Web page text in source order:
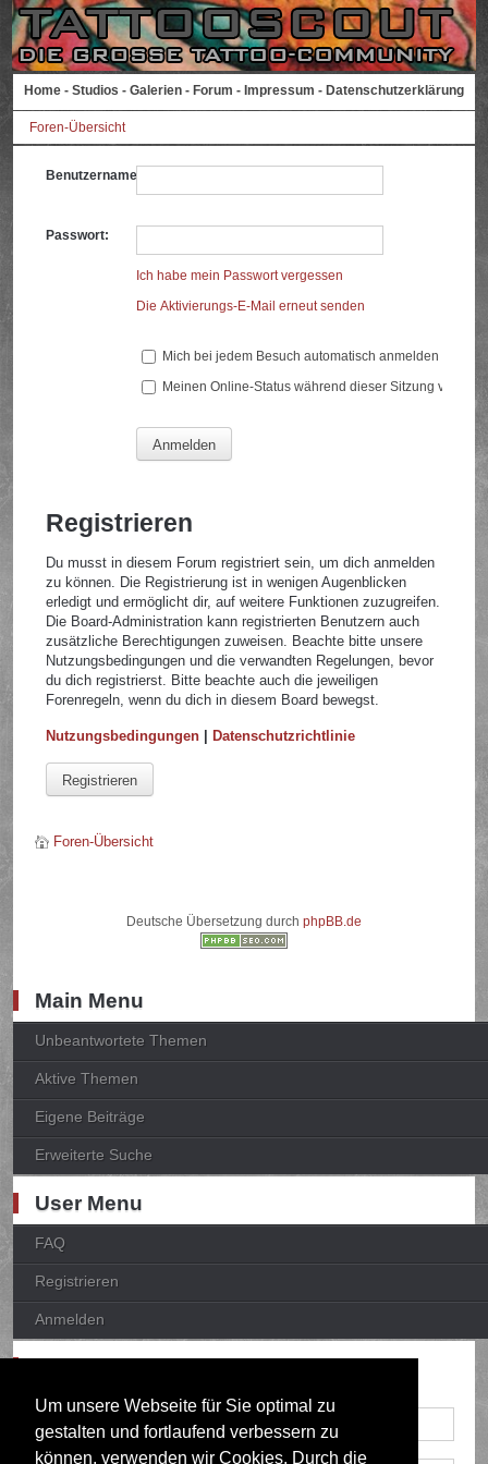
Um unsere Webseite für Sie optimal zu
gestalten und fortlaufend verbessern zu
können, verwenden wir Cookies. Durch die
Home - Studios - Galerien - Forum - Impressum - Datenschutzerklärung
Foren-Übersicht
Benutzername:
Passwort:
Ich habe mein Passwort vergessen
Die Aktivierungs-E-Mail erneut senden
Mich bei jedem Besuch automatisch anmelden
Meinen Online-Status während dieser Sitzung
Registrieren
Du musst in diesem Forum registriert sein, um dich anmelden
zu können. Die Registrierung ist in wenigen Augenblicken
erledigt und ermöglicht dir, auf weitere Funktionen zuzugreifen.
Die Board-Administration kann registrierten Benutzern auch
zusätzliche Berechtigungen zuweisen. Beachte bitte unsere
Nutzungsbedingungen und die verwandten Regelungen, bevor
du dich registrierst. Bitte beachte auch die jeweiligen
Forenregeln, wenn du dich in diesem Board bewegst.
Nutzungsbedingungen |Datenschutzrichtlinie
Registrieren
Foren-Übersicht
Deutsche Übersetzung durch phpBB.de
Main Menu
Unbeantwortete Themen
Aktive Themen
Eigene Beiträge
Erweiterte Suche
User Menu
FAQ
Registrieren
Anmelden